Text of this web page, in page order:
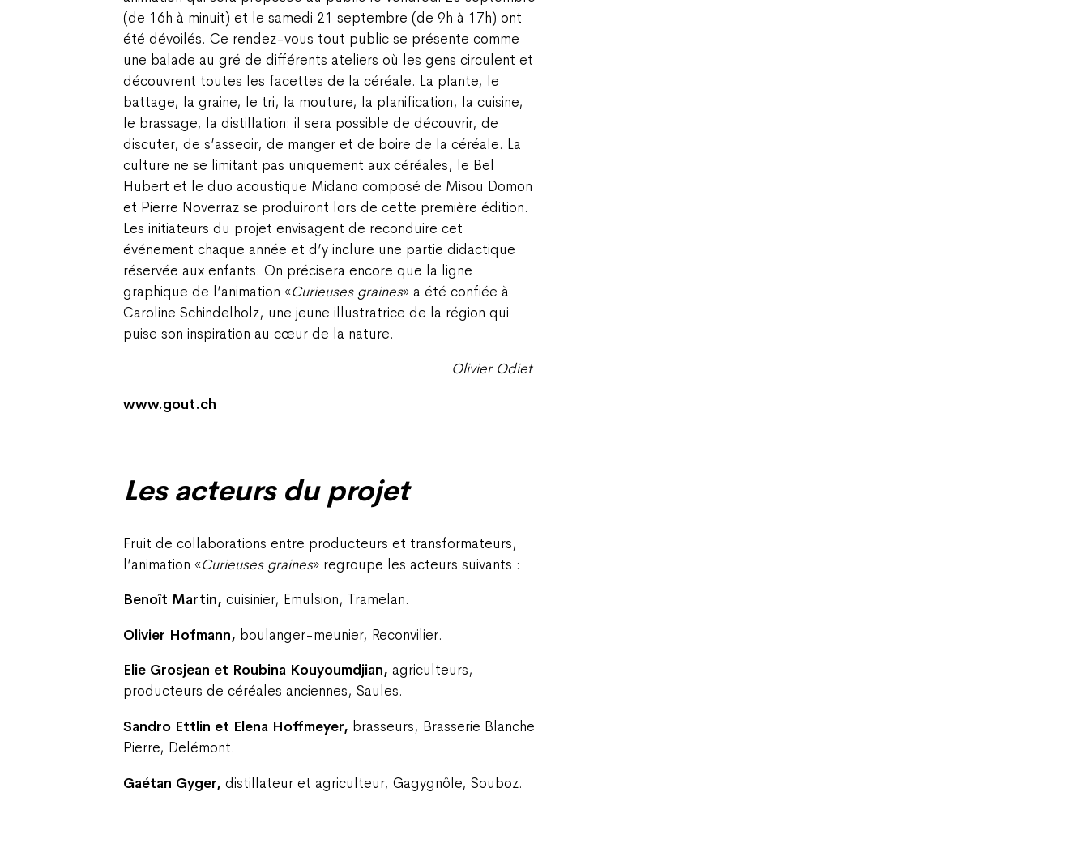
(de 16h à minuit) et le samedi 21 septembre (de 9h à 17h) ont
été dévoilés. Ce rendez-vous tout public se présente comme
une balade au gré de différents ateliers où les gens circulent et
découvrent toutes les facettes de la céréale. La plante, le
battage, la graine, le tri, la mouture, la planification, la cuisine,
le brassage, la distillation: il sera possible de découvrir, de
discuter, de s’asseoir, de manger et de boire de la céréale. La
culture ne se limitant pas uniquement aux céréales, le Bel
Hubert et le duo acoustique Midano composé de Misou Domon
et Pierre Noverraz se produiront lors de cette première édition.
Les initiateurs du projet envisagent de reconduire cet
événement chaque année et d’y inclure une partie didactique
réservée aux enfants. On précisera encore que la ligne
graphique de l’animation «Curieuses graines» a été confiée à
Caroline Schindelholz, une jeune illustratrice de la région qui
puise son inspiration au cœur de la nature.
Olivier Odiet
www.gout.ch
Les acteurs du projet
Fruit de collaborations entre producteurs et transformateurs,
l’animation «Curieuses graines» regroupe les acteurs suivants :
Benoît Martin, cuisinier, Emulsion, Tramelan.
Olivier Hofmann, boulanger-meunier, Reconvilier.
Elie Grosjean et Roubina Kouyoumdjian, agriculteurs,
producteurs de céréales anciennes, Saules.
Sandro Ettlin et Elena Hoffmeyer, brasseurs, Brasserie Blanche
Pierre, Delémont.
Gaétan Gyger, distillateur et agriculteur, Gagygnôle, Souboz.